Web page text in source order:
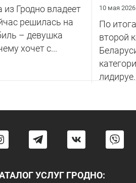
из Гродно владеет
решилась на
– девушка
хочет с...
10 мая 2026
По
второй
УСЛУГ ГРОДНО: